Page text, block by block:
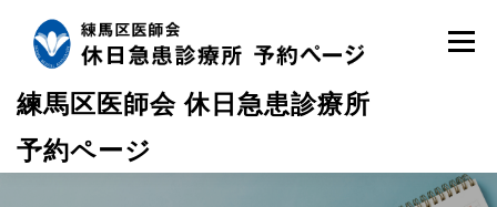
練馬区医師会 休日急患診療所
予約ページ
メニュ